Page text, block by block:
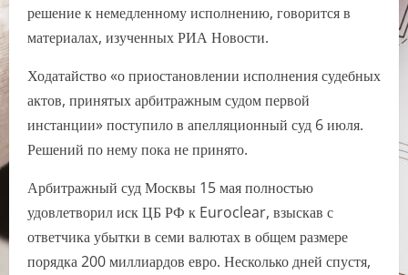
решение к немедленному исполнению, говорится в
материалах, изученных РИА Новости.
Ходатайство «о приостановлении исполнения судебных
актов, принятых арбитражным судом первой
инстанции» поступило в апелляционный суд 6 июля.
Решений по нему пока не принято.
Арбитражный суд Москвы 15 мая полностью
удовлетворил иск ЦБ РФ к Euroclear, взыскав с
ответчика убытки в семи валютах в общем размере
порядка 200 миллиардов евро. Несколько дней спустя,